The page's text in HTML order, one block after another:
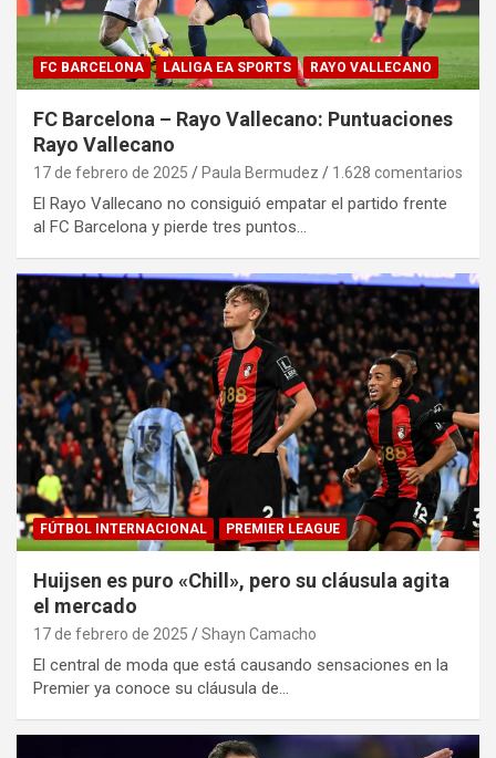
FC BARCELONA LALIGA EA SPORTS RAYO VALLECANO
FC Barcelona – Rayo Vallecano: Puntuaciones
Rayo Vallecano
17 de febrero de 2025 Paula Bermudez 1.628 comentarios
El Rayo Vallecano no consiguió empatar el partido frente
al FC Barcelona y pierde tres puntos…
FÚTBOL INTERNACIONAL PREMIER LEAGUE
Huijsen es puro «Chill», pero su cláusula agita
el mercado
17 de febrero de 2025 Shayn Camacho
El central de moda que está causando sensaciones en la
Premier ya conoce su cláusula de…